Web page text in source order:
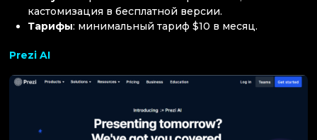
кастомизация в бесплатной версии.
Тарифы: минимальный тариф $10 в месяц.
Prezi AI